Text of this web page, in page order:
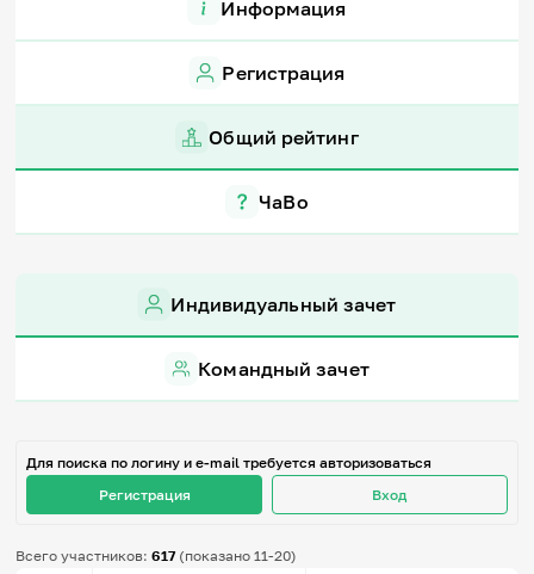
Игры и тренажеры
Знания в тестах
Настолка
Стихи
Школа наставников
IT-урок
Незрячим
Регистрация Вход
Информация
Регистрация
Общий рейтинг
ЧаВо
Индивидуальный зачет
Командный зачет
Для поиска по логину и e-mail требуется авторизоваться
Регистрация
Вход
Всего участников:617(показано 11-20)